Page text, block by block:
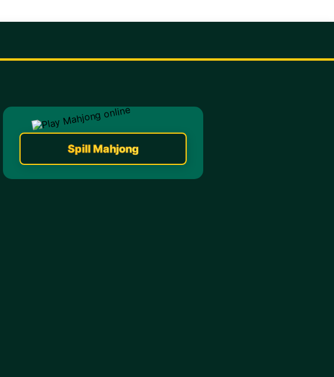
Spill Mahjong